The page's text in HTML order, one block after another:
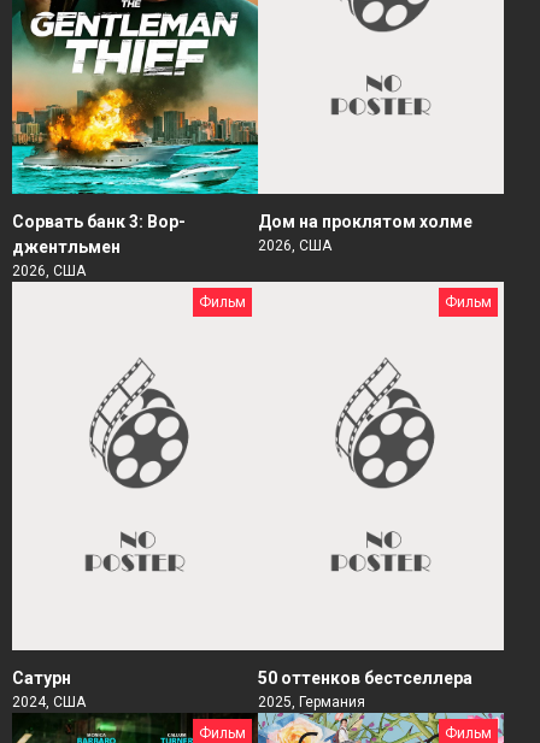
Сорвать банк 3: Вор-
джентльмен
2026, США
Дом на проклятом холме
2026, США
Фильм
Сатурн
2024, США
Фильм
50 оттенков бестселлера
2025, Германия
Фильм
Фильм